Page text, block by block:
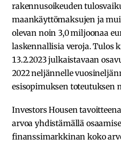
rakennusoikeuden
maankäyttömaksujen ja
olevan noin 3,0 miljoonaa
laskennallisia veroja. Tulos
13.2.2023 julkaistavaan
2022 neljännelle
esisopimuksen toteutuksen
Investors Housen
arvoa yhdistämällä
finanssimarkkinan koko